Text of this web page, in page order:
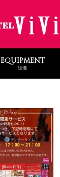
EQUIPMENT
設備